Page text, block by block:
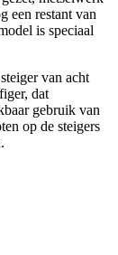
een restant van
is speciaal
van acht
dat
gebruik van
op de steigers